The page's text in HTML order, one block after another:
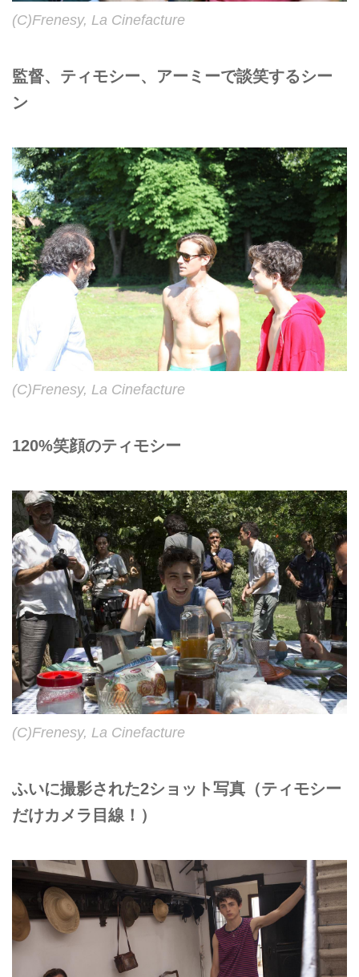
(C)Frenesy, La Cinefacture
監督、ティモシー、アーミーで談笑するシー
ン
(C)Frenesy, La Cinefacture
120%笑顔のティモシー
(C)Frenesy, La Cinefacture
ふいに撮影された2ショット写真（ティモシー
だけカメラ目線！）